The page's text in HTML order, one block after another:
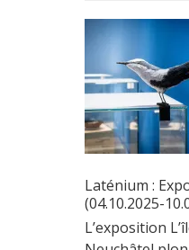
Laténium :
(04.10.2025-
L’exposition